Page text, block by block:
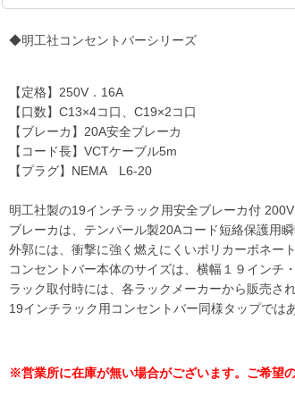
◆明工社コンセントバーシリーズ
【定格】250V．16A
【口数】C13×4コ口、C19×2コ口
【ブレーカ】20A安全ブレーカ
【コード長】VCTケーブル5m
【プラグ】NEMA L6-20
明工社製の19インチラック用安全ブレーカ付
ブレーカは、テンパール製20Aコード短絡保護用
外郭には、衝撃に強く燃えにくいポリカーボネー
コンセントバー本体のサイズは、横幅１９インチ
ラック取付時には、各ラックメーカーから販売さ
19インチラック用コンセントバー同様タップでは
※営業所に在庫が無い場合がございます。ご希望